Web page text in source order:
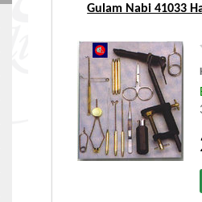
Gulam Nabi 41033